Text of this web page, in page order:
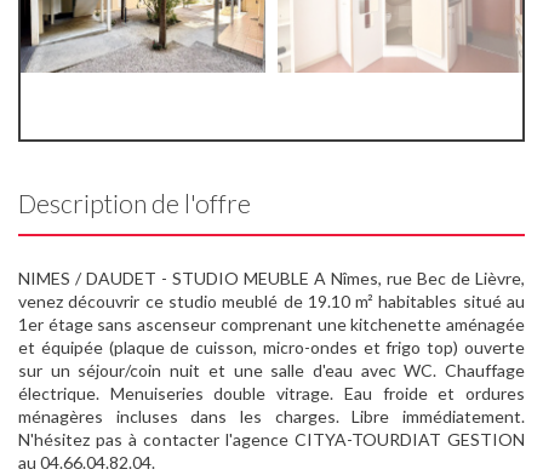
Description de l'offre
NIMES / DAUDET - STUDIO MEUBLE A Nîmes, rue Bec de Lièvre,
venez découvrir ce studio meublé de 19.10 m² habitables situé au
1er étage sans ascenseur comprenant une kitchenette aménagée
et équipée (plaque de cuisson, micro-ondes et frigo top) ouverte
sur un séjour/coin nuit et une salle d'eau avec WC. Chauffage
électrique. Menuiseries double vitrage. Eau froide et ordures
ménagères incluses dans les charges. Libre immédiatement.
N'hésitez pas à contacter l'agence CITYA-TOURDIAT GESTION
au 04.66.04.82.04.